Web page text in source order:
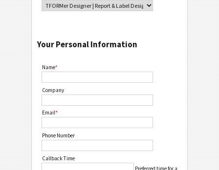
Your Personal Information
Name*
Company
Email*
Phone Number
Callback Time
Preferred time for a